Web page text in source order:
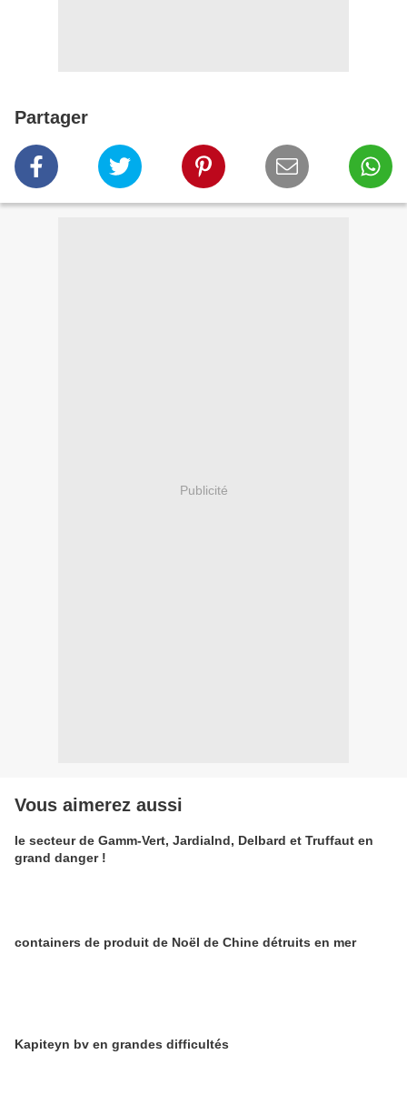
Partager
Publicité
Vous aimerez aussi
le secteur de Gamm-Vert, Jardialnd, Delbard et Truffaut en
grand danger !
containers de produit de Noël de Chine détruits en mer
Kapiteyn bv en grandes difficultés